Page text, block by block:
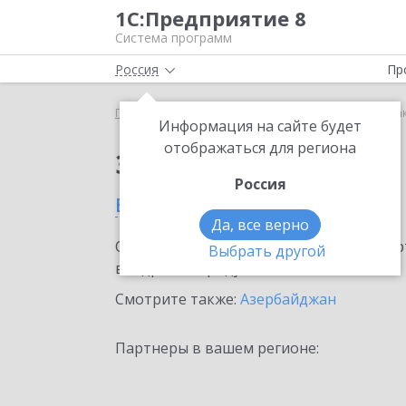
1С:Предприятие 8
Система программ
Россия
Информация на сайте будет
отображаться для региона
Россия
Да, все верно
Выбрать другой
Главная 1С:Share в
Заказать 1С:Share
в Баку
Ознакомьтесь с информационными
внедрение продукта.
Смотрите также: Азербайджан
Партнеры в вашем регионе: